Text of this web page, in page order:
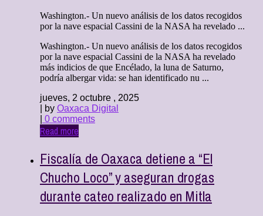
Washington.- Un nuevo análisis de los datos recogidos
por la nave espacial Cassini de la NASA ha revelado ...
Washington.- Un nuevo análisis de los datos recogidos
por la nave espacial Cassini de la NASA ha revelado
más indicios de que Encélado, la luna de Saturno,
podría albergar vida: se han identificado nu ...
jueves, 2 octubre , 2025
| by Oaxaca Digital
0 comments
Read more
Fiscalía de Oaxaca detiene a “El
Chucho Loco” y aseguran drogas
durante cateo realizado en Mitla